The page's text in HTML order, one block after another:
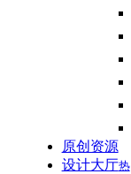
原创资源
设计大厅热